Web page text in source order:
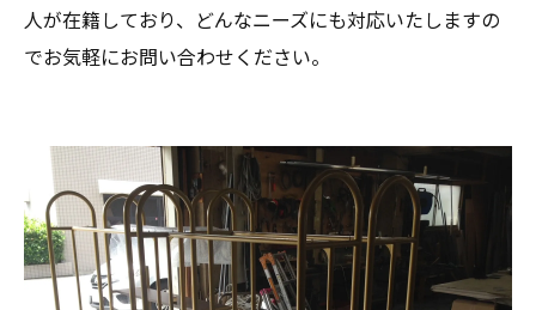
人が在籍しており、どんなニーズにも対応いたしますの
でお気軽にお問い合わせください。